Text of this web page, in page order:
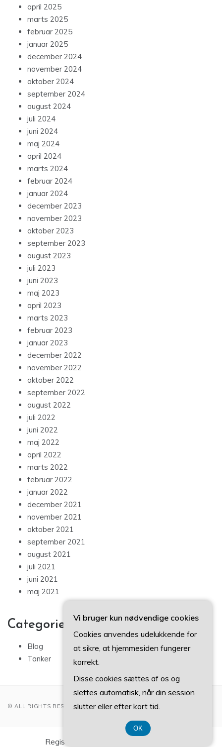
april 2025
marts 2025
februar 2025
januar 2025
december 2024
november 2024
oktober 2024
september 2024
august 2024
juli 2024
juni 2024
maj 2024
april 2024
marts 2024
februar 2024
januar 2024
december 2023
november 2023
oktober 2023
september 2023
august 2023
juli 2023
juni 2023
maj 2023
april 2023
marts 2023
februar 2023
januar 2023
december 2022
november 2022
oktober 2022
september 2022
august 2022
juli 2022
juni 2022
maj 2022
april 2022
marts 2022
februar 2022
januar 2022
december 2021
november 2021
oktober 2021
september 2021
august 2021
juli 2021
juni 2021
maj 2021
Categories
Blog
Tanker
© ALL RIGHTS RESERVED 2022
Registreringsnummer DK-3740 7739
Vi bruger kun nødvendige cookies
Cookies anvendes udelukkende for
at sikre, at hjemmesiden fungerer
korrekt.
Disse cookies sættes af os og
slettes automatisk, når din session
slutter eller efter kort tid.
OK